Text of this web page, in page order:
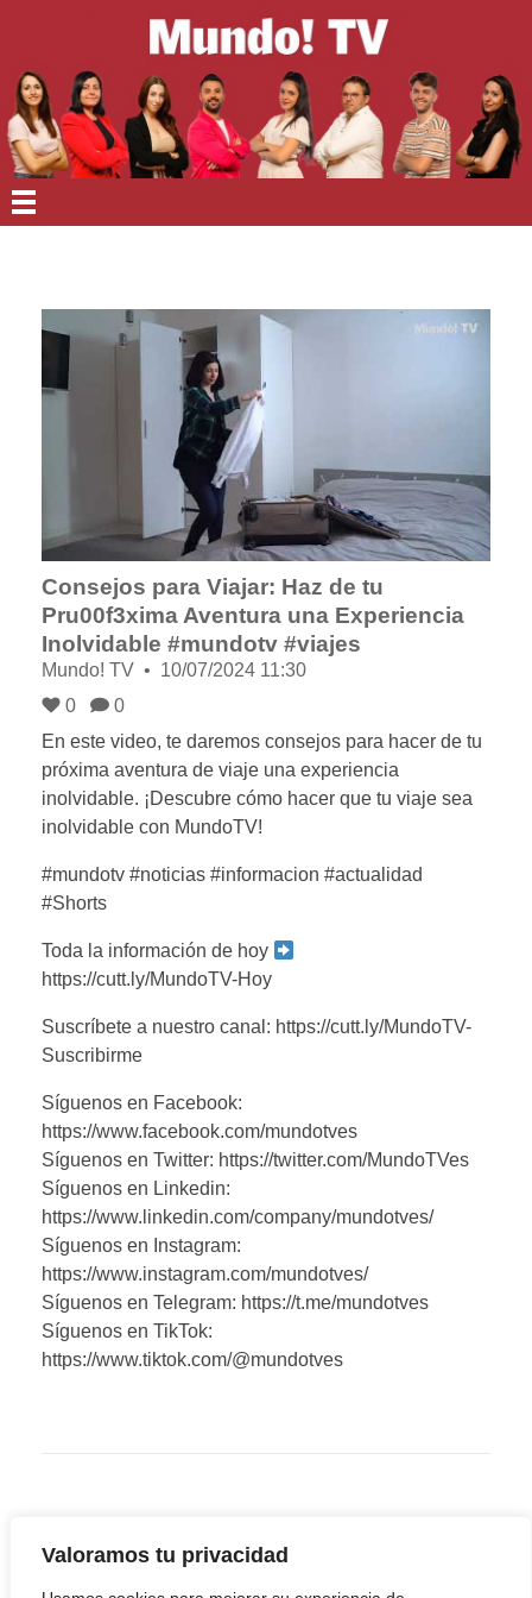
Valoramos tu privacidad
Consejos para Viajar: Haz de tu
Pru00f3xima Aventura una Experiencia
Inolvidable #mundotv #viajes
Mundo! TV
10/07/2024 11:30
0
0
En este video, te daremos consejos para hacer de tu
próxima aventura de viaje una experiencia
inolvidable. ¡Descubre cómo hacer que tu viaje sea
inolvidable con MundoTV!
#mundotv #noticias #informacion #actualidad
#Shorts
Toda la información de hoy
https://cutt.ly/MundoTV-Hoy
Suscríbete a nuestro canal: https://cutt.ly/MundoTV-
Suscribirme
Síguenos en Facebook:
https://www.facebook.com/mundotves
Síguenos en Twitter: https://twitter.com/MundoTVes
Síguenos en Linkedin:
https://www.linkedin.com/company/mundotves/
Síguenos en Instagram:
https://www.instagram.com/mundotves/
Síguenos en Telegram: https://t.me/mundotves
Síguenos en TikTok:
https://www.tiktok.com/@mundotves